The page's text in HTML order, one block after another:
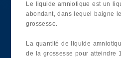
Le liquide amniotique est un
abondant, dans lequel baigne
grossesse.
La quantité de liquide
de la grossesse pour atteindre